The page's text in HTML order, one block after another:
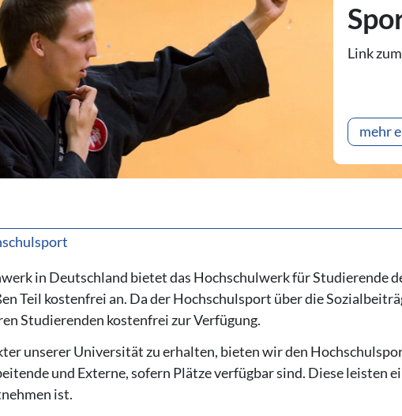
Link
mehr
in Deutschland bietet das Hochschulwerk für Studierende
Teil kostenfrei an. Da der Hochschulsport über die
Studierenden kostenfrei zur Verfügung.
unserer Universität zu erhalten, bieten wir den
und Externe, sofern Plätze verfügbar sind. Diese leisten
ist.